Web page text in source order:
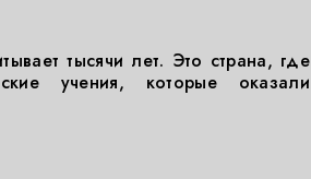
тысячи лет. Это страна, где
учения, которые оказали